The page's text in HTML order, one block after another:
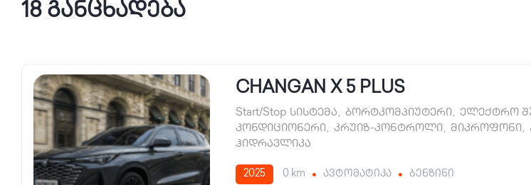
18 განცხადება
CHANGAN X 5 PLUS
Start/Stop სისტემა, ბორტკომპიუტერი, ელექტრო
კონდიციონერი, კრუიზ-კონტროლი, მიკროფონი,
ჰიდრავლიკა
2025 0 km ავტომატიკა ბენზინი